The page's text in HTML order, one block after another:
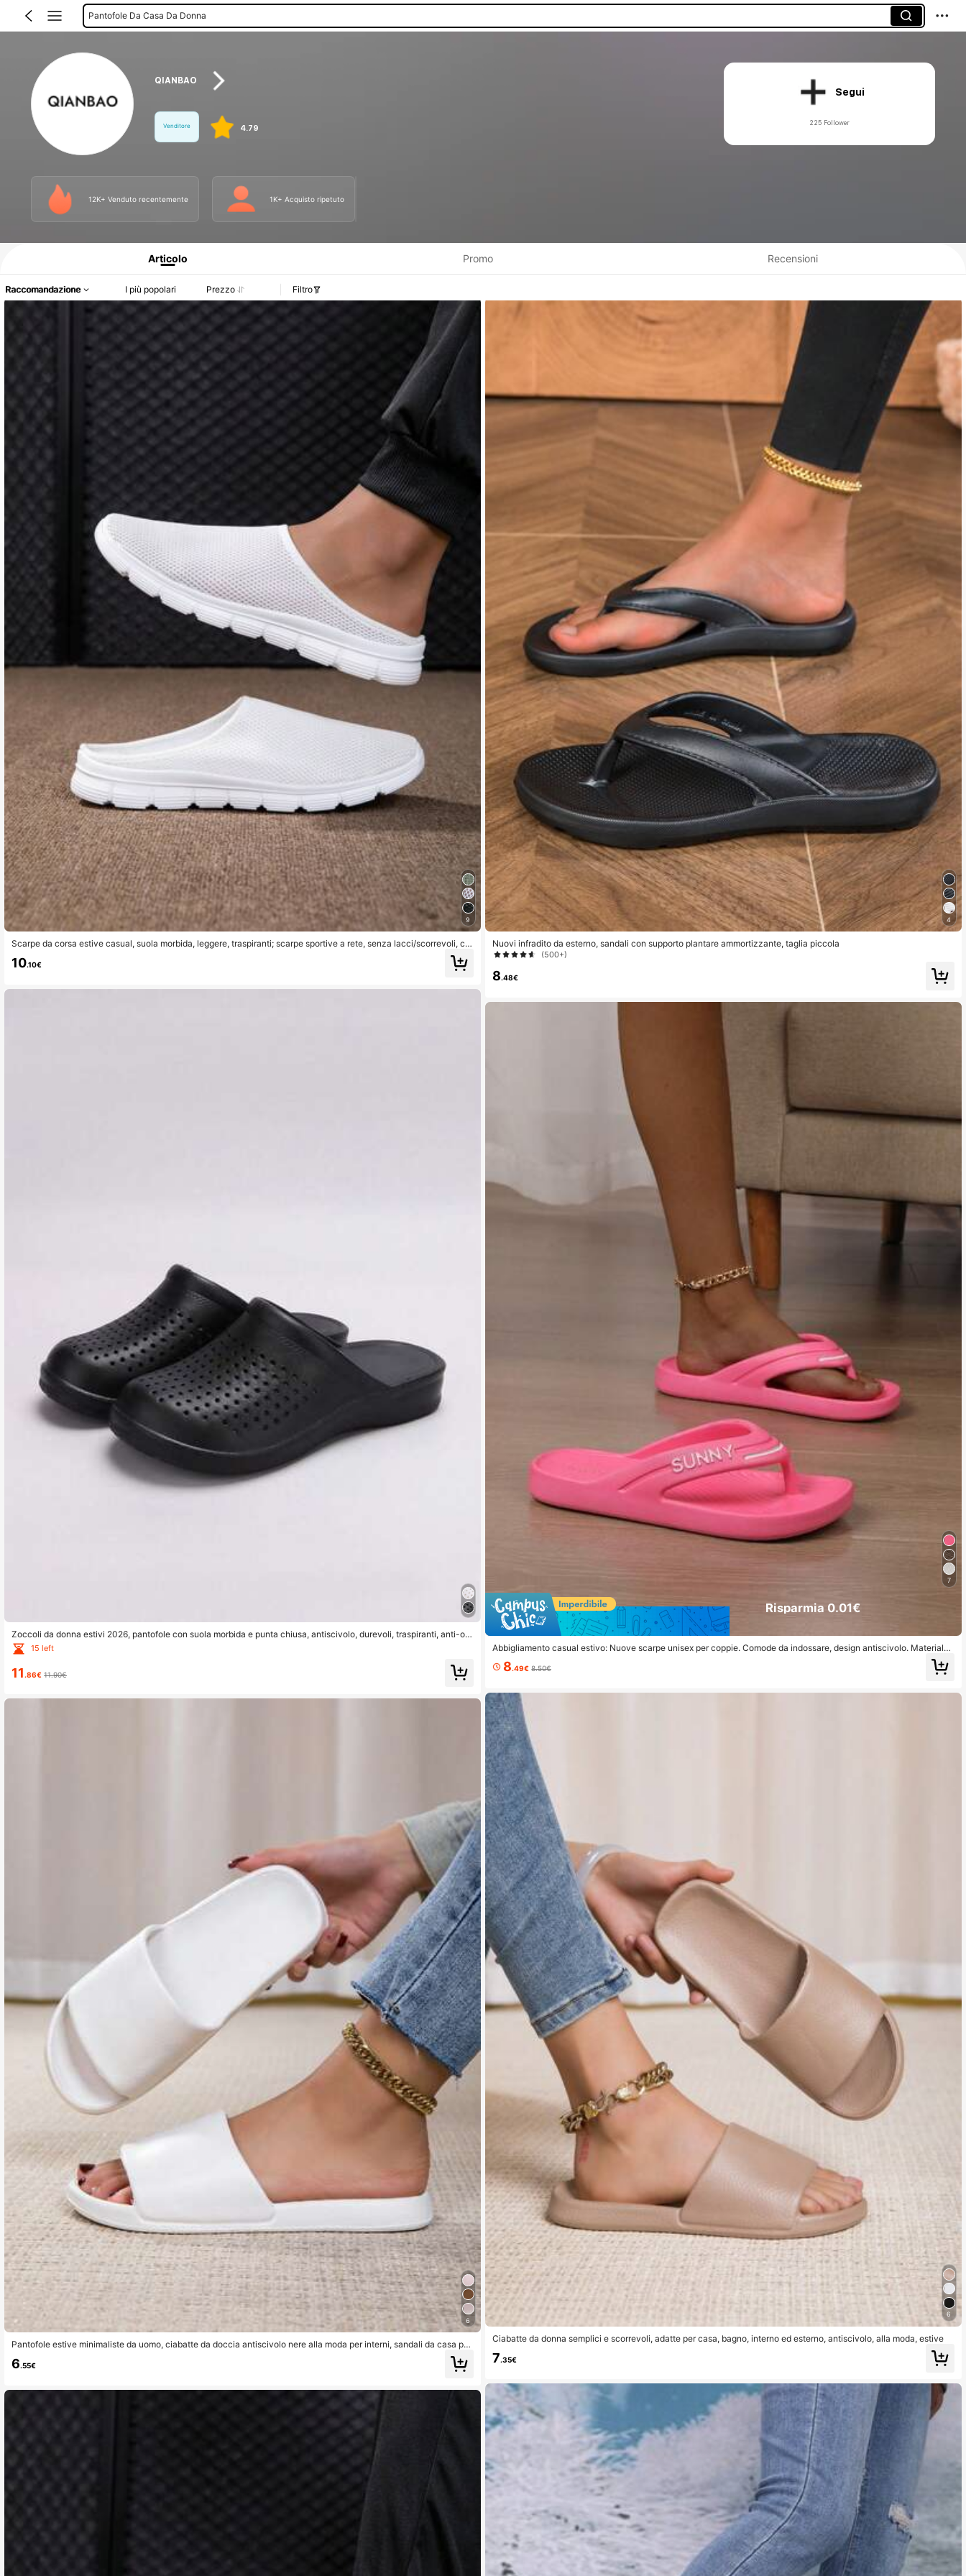
Sandali Da Uomo
QIANBAO
Venditore 4.79
Segui
225 Follower
12K+ Venduto recentemente 1K+ Acquisto ripetuto
Informazioni sul prodotto: Comunicazione del prezzo, dettagli su vendite e disponibilità.
Articolo Promo Recensioni
Raccomandazione I più popolari Prezzo Filtro
9
Scarpe da corsa estive casual, suola morbida, leggere, traspiranti; scarpe sportive a rete, senza lacci/scorrevoli, co
10.10€
Zoccoli da donna estivi 2026, pantofole con suola morbida e punta chiusa, antiscivolo, durevoli, traspiranti, anti-od
ore, facili da infilare, sandali con copertura delle dita
15 left
11 .86€ 11.90€
6
Pantofole estive minimaliste da uomo, ciabatte da doccia antiscivolo nere alla moda per interni, sandali da casa per
6.55€
4
Nuovi infradito da esterno, sandali con supporto plantare ammortizzante, taglia piccola
(500+)
8.48€
7
Risparmia 0.01€
Abbigliamento casual estivo: Nuove scarpe unisex per coppie. Comode da indossare, design antiscivolo. Materiale
8.49€ 8.50€
6
Ciabatte da donna semplici e scorrevoli, adatte per casa, bagno, interno ed esterno, antiscivolo, alla moda, estive
7.35€